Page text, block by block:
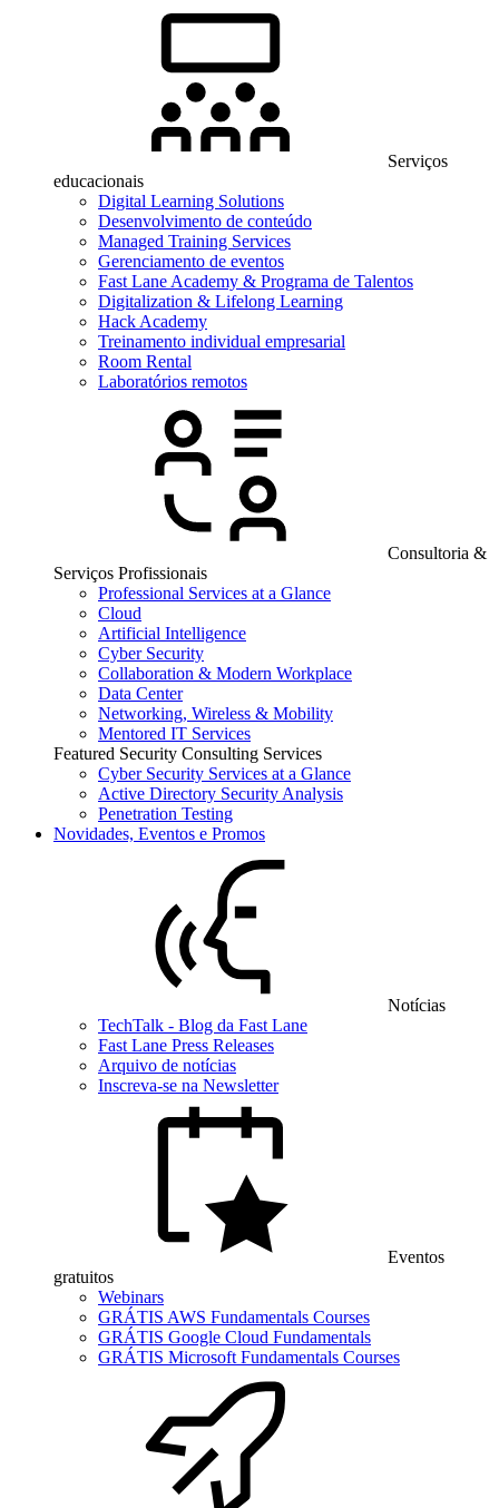
Serviços
educacionais
Digital Learning Solutions
Desenvolvimento de conteúdo
Managed Training Services
Gerenciamento de eventos
Fast Lane Academy & Programa de Talentos
Digitalization & Lifelong Learning
Hack Academy
Treinamento individual empresarial
Room Rental
Laboratórios remotos
Consultoria &
Serviços Profissionais
Professional Services at a Glance
Cloud
Artificial Intelligence
Cyber Security
Collaboration & Modern Workplace
Data Center
Networking, Wireless & Mobility
Mentored IT Services
Featured Security Consulting Services
Cyber Security Services at a Glance
Active Directory Security Analysis
Penetration Testing
Novidades, Eventos e Promos
Notícias
TechTalk - Blog da Fast Lane
Fast Lane Press Releases
Arquivo de notícias
Inscreva-se na Newsletter
Eventos
gratuitos
Webinars
GRÁTIS AWS Fundamentals Courses
GRÁTIS Google Cloud Fundamentals
GRÁTIS Microsoft Fundamentals Courses